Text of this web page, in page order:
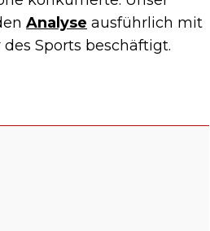
Analyse ausführlich mit
Sports beschäftigt.